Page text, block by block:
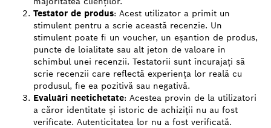
Testator de produs: Acest utilizator a primit un
stimulent pentru a scrie această recenzie. Un
stimulent poate fi un voucher, un eșantion de produs,
puncte de loialitate sau alt jeton de valoare în
schimbul unei recenzii. Testatorii sunt încurajați să
scrie recenzii care reflectă experiența lor reală cu
produsul, fie ea pozitivă sau negativă.
Evaluări neetichetate: Acestea provin de la utilizatori
a căror identitate și istoric de achiziții nu au fost
verificate. Autenticitatea lor nu a fost verificată.